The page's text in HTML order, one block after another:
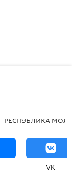
РЕСПУБЛИКА
VK